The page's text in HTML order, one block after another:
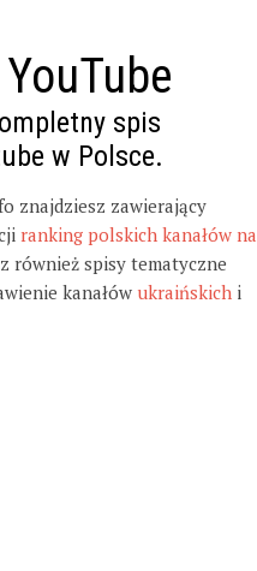
spis
w Polsce.
znajdziesz zawierający
ranking polskich kanałów na
również spisy tematyczne
kanałów ukraińskich i